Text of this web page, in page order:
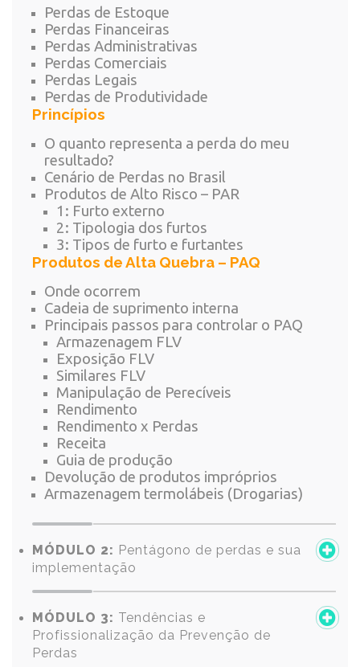
Perdas de Estoque
Perdas Financeiras
Perdas Administrativas
Perdas Comerciais
Perdas Legais
Perdas de Produtividade
Princípios
O quanto representa a perda do meu
resultado?
Cenário de Perdas no Brasil
Produtos de Alto Risco – PAR
1: Furto externo
2: Tipologia dos furtos
3: Tipos de furto e furtantes
Produtos de Alta Quebra – PAQ
Onde ocorrem
Cadeia de suprimento interna
Principais passos para controlar o PAQ
Armazenagem FLV
Exposição FLV
Similares FLV
Manipulação de Perecíveis
Rendimento
Rendimento x Perdas
Receita
Guia de produção
Devolução de produtos impróprios
Armazenagem termolábeis (Drogarias)
MÓDULO 2: Pentágono de perdas e sua
implementação
MÓDULO 3: Tendências e
Profissionalização da Prevenção de
Perdas